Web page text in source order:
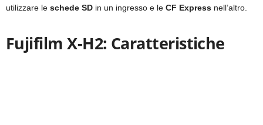
utilizzare le schede SD in un ingresso e le CF Express nell’altro.
Fujifilm X-H2: Caratteristiche